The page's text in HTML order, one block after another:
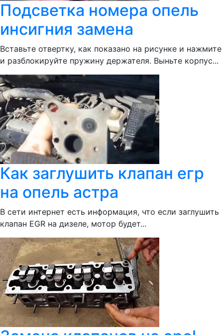
Подсветка номера опель
инсигния замена
Вставьте отвертку, как показано на рисунке и нажмите
и разблокируйте пружину держателя. Выньте корпус...
Как заглушить клапан егр
на опель астра
В сети интернет есть информация, что если заглушить
клапан EGR на дизеле, мотор будет...